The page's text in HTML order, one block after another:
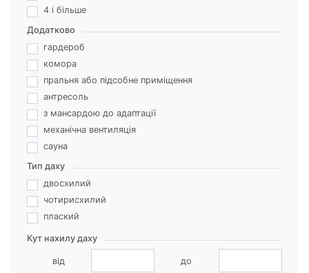
4 і більше
Додатково
гардероб
комора
пральня або підсобне приміщення
антресоль
з мансардою до адаптації
механічна вентиляція
сауна
Тип даху
двосхилий
чотирисхилий
плаский
Кут нахилу даху
від до